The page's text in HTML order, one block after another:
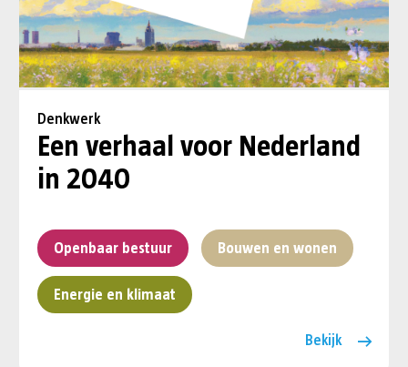
Denkwerk
Een verhaal voor Nederland
in 2040
Openbaar bestuur Bouwen en wonen
Energie en klimaat
Bekijk